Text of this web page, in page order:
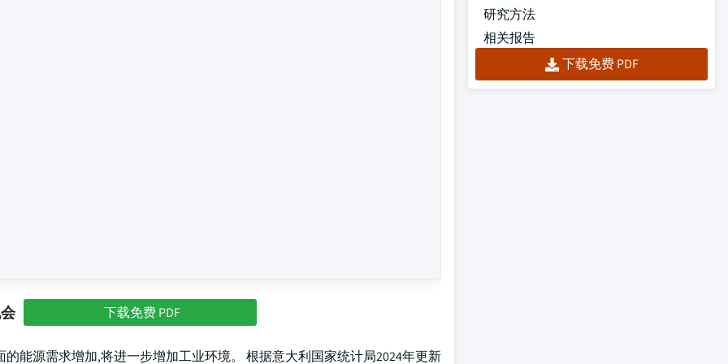
下载免费 PDF
能源需求增加,将进一步增加工业环境。 根据意大利国家统计局2024年更新
研究方法
相关报告
下载免费 PDF